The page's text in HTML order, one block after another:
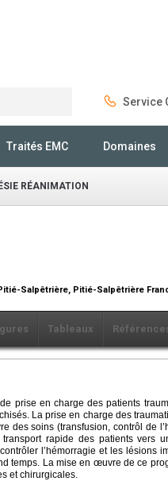
Service
Traités EMC Domaines
RÉANIMATION
Salpêtrière, Pitié-Salpêtrière
Tableaux
prise en charge des patients
La prise en charge des
des soins (transfusion, contrôl de
rapide des patients vers
l’hémorragie et les lésions
temps. La mise en œuvre de ce
et chirurgicales.